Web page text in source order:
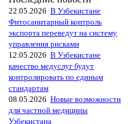
22.05.2026 В Узбекистане
Фитосанитарный контроль
экспорта переведут на систему
управления рисками
12.05.2026 В Узбекистане
качество медуслуг будут
контролировать по единым
стандартам
08.05.2026 Новые возможности
для частной медицины
Узбекистана